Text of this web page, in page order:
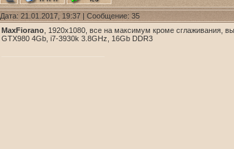
Дата: 21.01.2017, 19:37 | Сообщение: 35
MaxFiorano , 1920х1080, все на максимум кроме сглаживания,
GTX980 4Gb, i7-3930k 3.8GHz, 16Gb DDR3